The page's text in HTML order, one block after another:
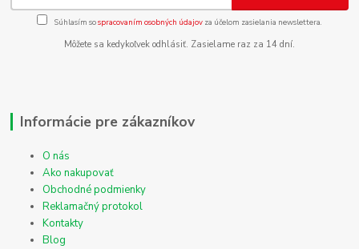
Súhlasím sospracovaním osobných údajov za účelom zasielania newslettera.
Môžete sa kedykoľvek odhlásiť. Zasielame raz za 14 dní.
Informácie pre zákazníkov
O nás
Ako nakupovať
Obchodné podmienky
Reklamačný protokol
Kontakty
Blog